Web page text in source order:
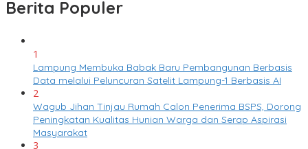
Berita Populer
1
Lampung Membuka Babak Baru Pembangunan Berbasis
Data melalui Peluncuran Satelit Lampung-1 Berbasis AI
2
Wagub Jihan Tinjau Rumah Calon Penerima BSPS, Dorong
Peningkatan Kualitas Hunian Warga dan Serap Aspirasi
Masyarakat
3